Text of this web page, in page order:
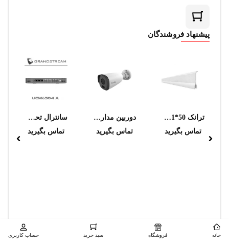
پیشنهاد فروشندگان
ترانک 50*101 پارتيشن 50P دانوب
تماس بگیرید
دوربین مداربسته تحت شبکه تیاندی مدل TC-C32GN I5/E/Y/C/4mm/V4.1
تماس بگیرید
سانترال تحت شبکه گرنداستریم مدل UCM6304A IP PBX
تماس بگیرید
خانه فروشگاه سبد خرید حساب کاربری